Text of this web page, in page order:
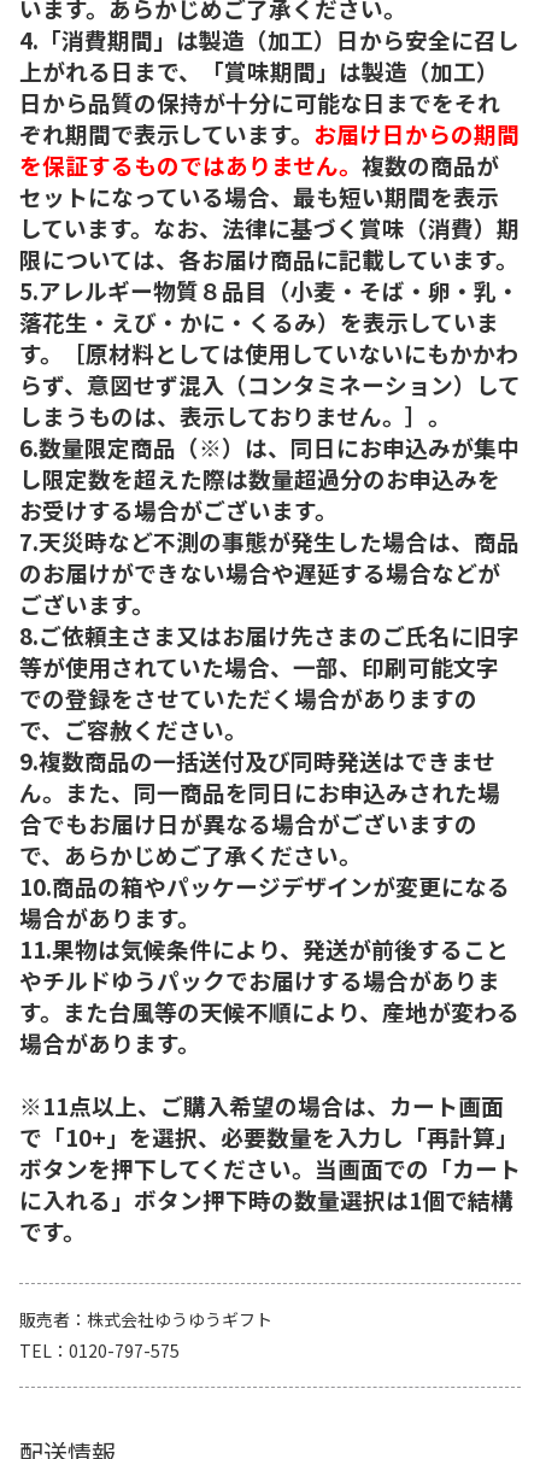
います。あらかじめご了承ください。
4.「消費期間」は製造（加工）日から安全に召し
上がれる日まで、「賞味期間」は製造（加工）
日から品質の保持が十分に可能な日までをそれ
ぞれ期間で表示しています。 お届け日からの期間
を保証するものではありません。 複数の商品が
セットになっている場合、最も短い期間を表示
しています。なお、法律に基づく賞味（消費）期
限については、各お届け商品に記載しています。
5.アレルギー物質８品目（小麦・そば・卵・乳・
落花生・えび・かに・くるみ）を表示していま
す。［原材料としては使用していないにもかかわ
らず、意図せず混入（コンタミネーション）して
しまうものは、表示しておりません。］。
6.数量限定商品（※）は、同日にお申込みが集中
し限定数を超えた際は数量超過分のお申込みを
お受けする場合がございます。
7.天災時など不測の事態が発生した場合は、商品
のお届けができない場合や遅延する場合などが
ございます。
8.ご依頼主さま又はお届け先さまのご氏名に旧字
等が使用されていた場合、一部、印刷可能文字
での登録をさせていただく場合がありますの
で、ご容赦ください。
9.複数商品の一括送付及び同時発送はできませ
ん。また、同一商品を同日にお申込みされた場
合でもお届け日が異なる場合がございますの
で、あらかじめご了承ください。
10.商品の箱やパッケージデザインが変更になる
場合があります。
11.果物は気候条件により、発送が前後すること
やチルドゆうパックでお届けする場合がありま
す。また台風等の天候不順により、産地が変わる
場合があります。
※11点以上、ご購入希望の場合は、カート画面
で「10+」を選択、必要数量を入力し「再計算」
ボタンを押下してください。当画面での「カート
に入れる」ボタン押下時の数量選択は1個で結構
です。
販売者
株式会社ゆうゆうギフト
TEL
0120-797-575